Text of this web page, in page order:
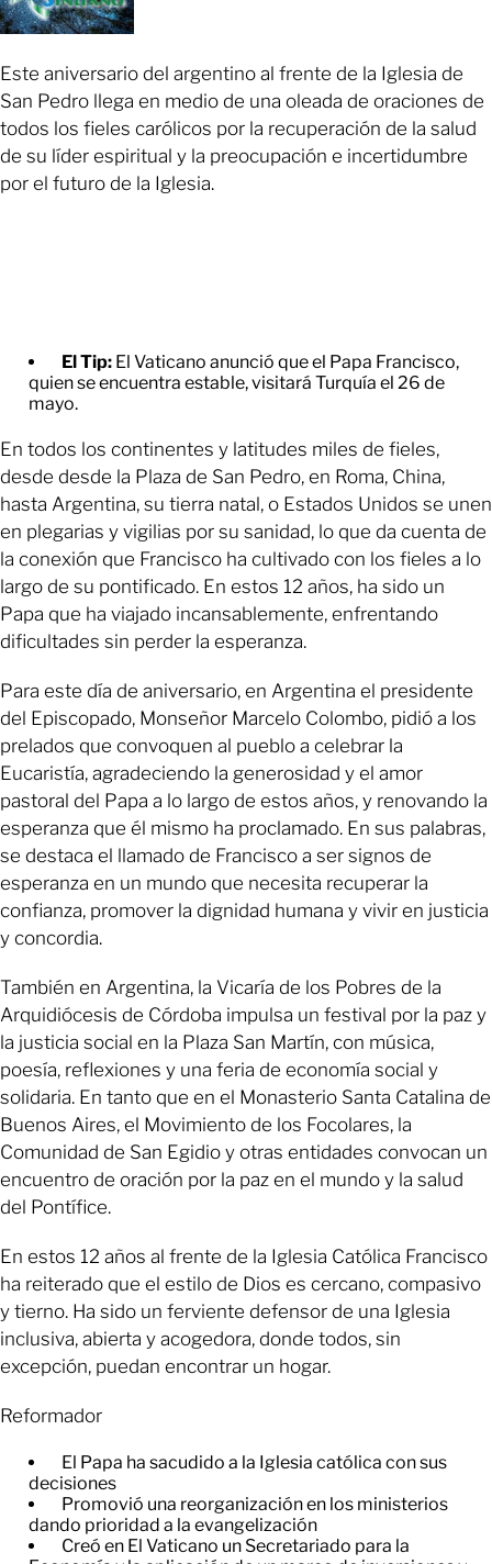
Este aniversario del argentino al frente de la Iglesia de
San Pedro llega en medio de una oleada de oraciones de
todos los fieles carólicos por la recuperación de la salud
de su líder espiritual y la preocupación e incertidumbre
por el futuro de la Iglesia.
El Tip: El Vaticano anunció que el Papa Francisco,
quien se encuentra estable, visitará Turquía el 26 de
mayo.
En todos los continentes y latitudes miles de fieles,
desde desde la Plaza de San Pedro, en Roma, China,
hasta Argentina, su tierra natal, o Estados Unidos se unen
en plegarias y vigilias por su sanidad, lo que da cuenta de
la conexión que Francisco ha cultivado con los fieles a lo
largo de su pontificado. En estos 12 años, ha sido un
Papa que ha viajado incansablemente, enfrentando
dificultades sin perder la esperanza.
Para este día de aniversario, en Argentina el presidente
del Episcopado, Monseñor Marcelo Colombo, pidió a los
prelados que convoquen al pueblo a celebrar la
Eucaristía, agradeciendo la generosidad y el amor
pastoral del Papa a lo largo de estos años, y renovando la
esperanza que él mismo ha proclamado. En sus palabras,
se destaca el llamado de Francisco a ser signos de
esperanza en un mundo que necesita recuperar la
confianza, promover la dignidad humana y vivir en justicia
y concordia.
También en Argentina, la Vicaría de los Pobres de la
Arquidiócesis de Córdoba impulsa un festival por la paz y
la justicia social en la Plaza San Martín, con música,
poesía, reflexiones y una feria de economía social y
solidaria. En tanto que en el Monasterio Santa Catalina de
Buenos Aires, el Movimiento de los Focolares, la
Comunidad de San Egidio y otras entidades convocan un
encuentro de oración por la paz en el mundo y la salud
del Pontífice.
En estos 12 años al frente de la Iglesia Católica Francisco
ha reiterado que el estilo de Dios es cercano, compasivo
y tierno. Ha sido un ferviente defensor de una Iglesia
inclusiva, abierta y acogedora, donde todos, sin
excepción, puedan encontrar un hogar.
Reformador
El Papa ha sacudido a la Iglesia católica con sus
decisiones
Promovió una reorganización en los ministerios
dando prioridad a la evangelización
Creó en El Vaticano un Secretariado para la